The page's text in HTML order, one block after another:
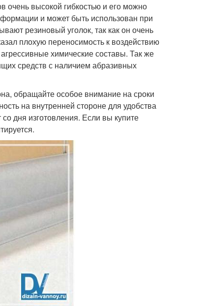
очень высокой гибкостью и его можно
и может быть использован при
резиновый уголок, так как он очень
плохую переносимость к воздействию
химические составы. Так же
средств с наличием абразивных
обращайте особое внимание на сроки
на внутренней стороне для удобства
дня изготовления. Если вы купите